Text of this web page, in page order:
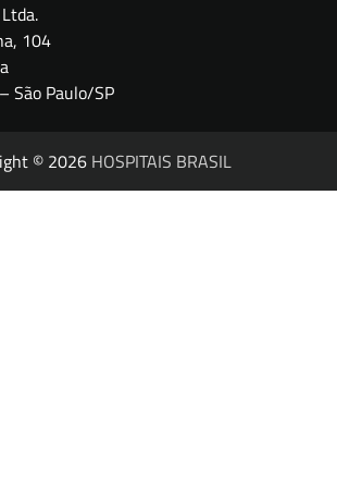
104
São Paulo/SP
© 2026 HOSPITAIS BRASIL